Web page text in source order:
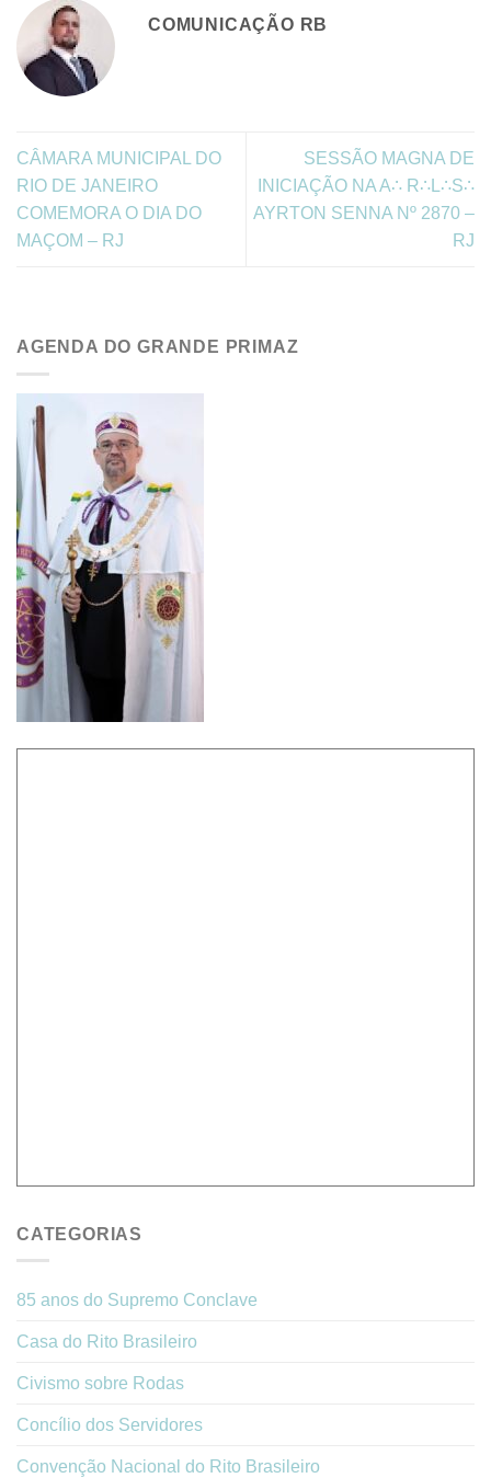
COMUNICAÇÃO RB
CÂMARA MUNICIPAL DO
RIO DE JANEIRO
COMEMORA O DIA DO
MAÇOM – RJ
SESSÃO MAGNA DE
INICIAÇÃO NA A∴ R∴L∴S∴
AYRTON SENNA Nº 2870 –
RJ
AGENDA DO GRANDE PRIMAZ
CATEGORIAS
85 anos do Supremo Conclave
Casa do Rito Brasileiro
Civismo sobre Rodas
Concílio dos Servidores
Convenção Nacional do Rito Brasileiro